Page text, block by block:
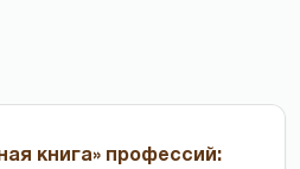
книга» профессий: